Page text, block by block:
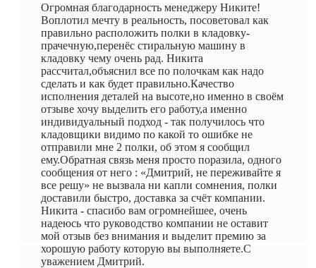
Огромная благодарность менеджеру Никите!
Воплотил мечту в реальность, посоветовал как
правильно расположить полки в кладовку-
прачечную,перенёс стиральную машину в
кладовку чему очень рад. Никита
рассчитал,объяснил все по полочкам как надо
сделать и как будет правильно.Качество
исполнения деталей на высоте,но именно в своём
отзыве хочу выделить его работу,а именно
индивидуальный подход - так получилось что
кладовщики видимо по какой то ошибке не
отправили мне 2 полки, об этом я сообщил
ему.Обратная связь меня просто поразила, одного
сообщения от него : «Дмитрий, не переживайте я
все решу» не вызвала ни капли сомнения, полки
доставили быстро, доставка за счёт компании.
Никита - спасибо вам огромнейшее, очень
надеюсь что руководство компании не оставит
мой отзыв без внимания и выделит премию за
хорошую работу которую вы выполняете.С
уважением Дмитрий.